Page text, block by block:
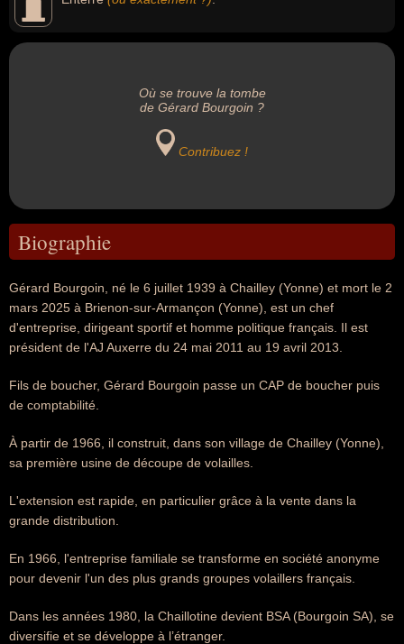
Où se trouve la tombe
de Gérard Bourgoin ?
Contribuez !
Biographie
Gérard Bourgoin, né le 6 juillet 1939 à Chailley (Yonne) et mort le 2
mars 2025 à Brienon-sur-Armançon (Yonne), est un chef
d'entreprise, dirigeant sportif et homme politique français. Il est
président de l'AJ Auxerre du 24 mai 2011 au 19 avril 2013.
Fils de boucher, Gérard Bourgoin passe un CAP de boucher puis
de comptabilité.
À partir de 1966, il construit, dans son village de Chailley (Yonne),
sa première usine de découpe de volailles.
L'extension est rapide, en particulier grâce à la vente dans la
grande distribution.
En 1966, l'entreprise familiale se transforme en société anonyme
pour devenir l'un des plus grands groupes volaillers français.
Dans les années 1980, la Chaillotine devient BSA (Bourgoin SA), se
diversifie et se développe à l’étranger.